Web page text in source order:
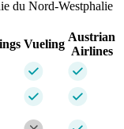
du Nord-Westphalie
Vueling
Austrian
Airlines